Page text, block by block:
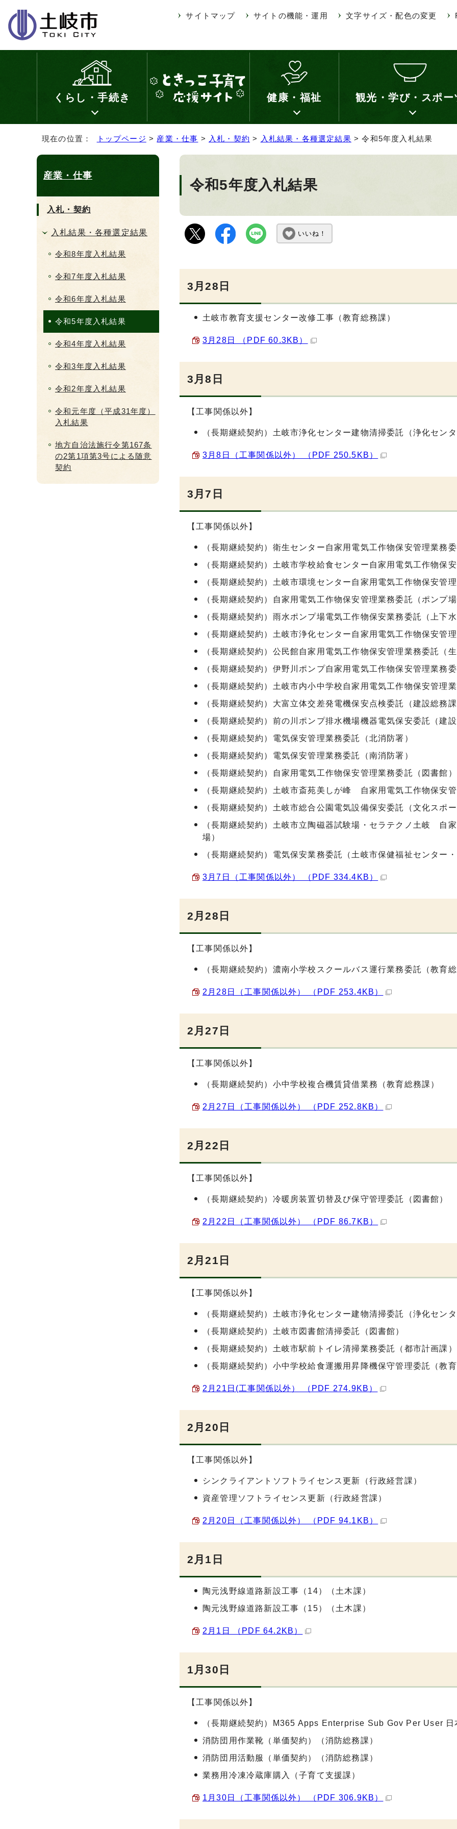
サイトマップ サイトの機能・運用 文字サイズ・配色の変更
くらし・手続き 健康・福祉 観光・学び・スポー
現在の位置： トップページ > 産業・仕事 > 入札・契約 > 入札結果・各種選定結果 > 令和5年度入札結果
令和5年度入札結果
いいね！
3月28日
土岐市教育支援センター改修工事（教育総務課）
3月28日 （PDF 60.3KB）
3月8日
【工事関係以外】
（長期継続契約）土岐市浄化センター建物清掃委託（浄化セン
3月8日（工事関係以外） （PDF 250.5KB）
3月7日
【工事関係以外】
（長期継続契約）衛生センター自家用電気工作物保安管理業務
（長期継続契約）土岐市学校給食センター自家用電気工作物保
（長期継続契約）土岐市環境センター自家用電気工作物保安管
（長期継続契約）自家用電気工作物保安管理業務委託（ポンプ
（長期継続契約）雨水ポンプ場電気工作物保安業務委託（上下
（長期継続契約）土岐市浄化センター自家用電気工作物保安管
（長期継続契約）公民館自家用電気工作物保安管理業務委託（
（長期継続契約）伊野川ポンプ自家用電気工作物保安管理業務
（長期継続契約）土岐市内小中学校自家用電気工作物保安管理
（長期継続契約）大富立体交差発電機保安点検委託（建設総務
（長期継続契約）前の川ポンプ排水機場機器電気保安委託（建
（長期継続契約）電気保安管理業務委託（北消防署）
（長期継続契約）電気保安管理業務委託（南消防署）
（長期継続契約）自家用電気工作物保安管理業務委託（図書館）
（長期継続契約）土岐市斎苑美しが峰 自家用電気工作物保安
（長期継続契約）土岐市総合公園電気設備保安委託（文化スポ
（長期継続契約）土岐市立陶磁器試験場・セラテクノ土岐 自
場）
（長期継続契約）電気保安業務委託（土岐市保健福祉センター
3月7日（工事関係以外） （PDF 334.4KB）
2月28日
【工事関係以外】
（長期継続契約）濃南小学校スクールバス運行業務委託（教育
2月28日（工事関係以外） （PDF 253.4KB）
2月27日
【工事関係以外】
（長期継続契約）小中学校複合機賃貸借業務（教育総務課）
2月27日（工事関係以外） （PDF 252.8KB）
2月22日
【工事関係以外】
（長期継続契約）冷暖房装置切替及び保守管理委託（図書館）
2月22日（工事関係以外） （PDF 86.7KB）
2月21日
【工事関係以外】
（長期継続契約）土岐市浄化センター建物清掃委託（浄化セン
（長期継続契約）土岐市図書館清掃委託（図書館）
（長期継続契約）土岐市駅前トイレ清掃業務委託（都市計画課）
（長期継続契約）小中学校給食運搬用昇降機保守管理委託（教
2月21日(工事関係以外） （PDF 274.9KB）
2月20日
【工事関係以外】
シンクライアントソフトライセンス更新（行政経営課）
資産管理ソフトライセンス更新（行政経営課）
2月20日（工事関係以外） （PDF 94.1KB）
2月1日
陶元浅野線道路新設工事（14）（土木課）
陶元浅野線道路新設工事（15）（土木課）
2月1日 （PDF 64.2KB）
1月30日
【工事関係以外】
（長期継続契約）M365 Apps Enterprise Sub Gov Per User
消防団用作業靴（単価契約）（消防総務課）
消防団用活動服（単価契約）（消防総務課）
業務用冷凍冷蔵庫購入（子育て支援課）
1月30日（工事関係以外） （PDF 306.9KB）
産業・仕事
入札・契約
入札結果・各種選定結果
令和8年度入札結果
令和7年度入札結果
令和6年度入札結果
令和5年度入札結果
令和4年度入札結果
令和3年度入札結果
令和2年度入札結果
令和元年度（平成31年度）
入札結果
地方自治法施行令第167条
の2第1項第3号による随意
契約